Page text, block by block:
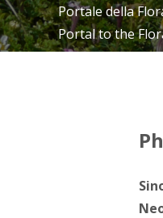
Portale della
Portal to the